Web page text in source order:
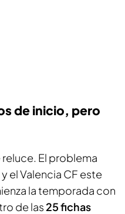
de inicio, pero
El problema
el Valencia CF este
la temporada con
de las 25 fichas